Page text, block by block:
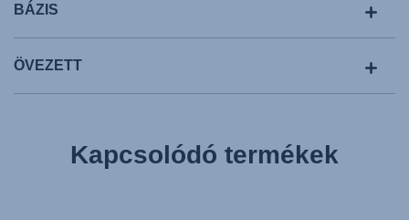
BÁZIS
ÖVEZETT
Kapcsolódó termékek